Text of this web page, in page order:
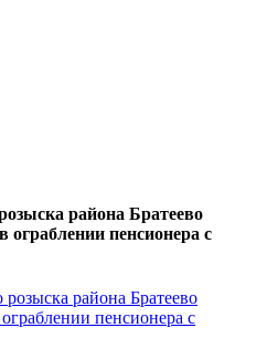
района Братеево
ограблении пенсионера с